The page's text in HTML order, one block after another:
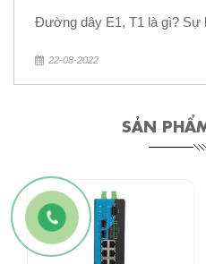
Đường dây E1, T1 là gì? Sự
22-08-2022
SẢN